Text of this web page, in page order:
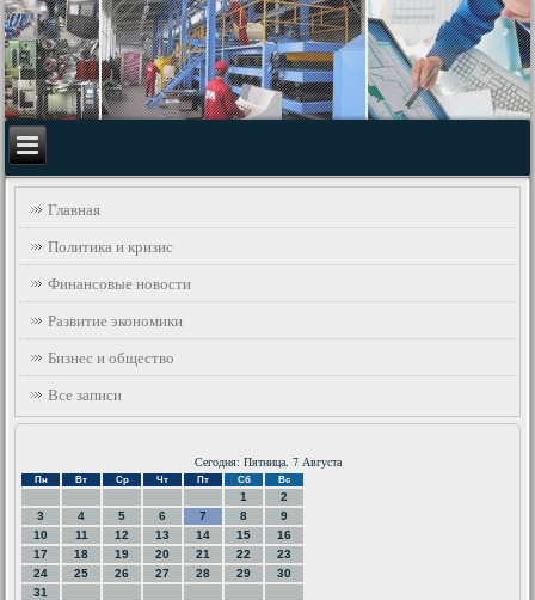
Главная
Политика и кризис
Финансовые новости
Развитие экономики
Бизнес и общество
Все записи
Сегодня: Пятница, 7 Августа
Пн Вт Ср Чт Пт Сб Вс
1
2
3
4 5 6 7 8
9
10
11 12 13 14 15
16
17
18 19 20 21 22
23
24
25 26 27 28 29
30
31